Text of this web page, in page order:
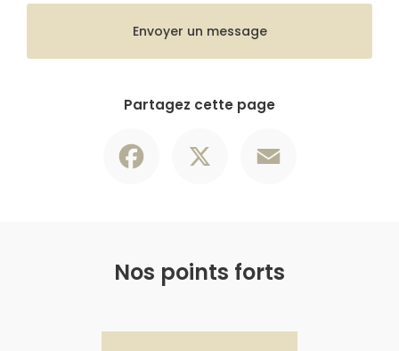
Envoyer un message
Partagez cette page
Nos points forts